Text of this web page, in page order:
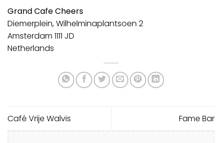
Grand Cafe Cheers
Diemerplein, Wilhelminaplantsoen 2
Amsterdam 1111 JD
Netherlands
Café Vrije Walvis Fame Bar